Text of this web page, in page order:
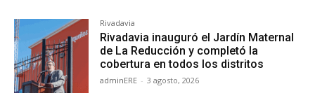
Rivadavia
Rivadavia inauguró el Jardín Maternal
de La Reducción y completó la
cobertura en todos los distritos
adminERE - 3 agosto, 2026